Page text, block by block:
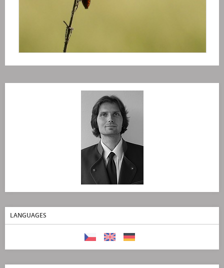
LANGUAGES